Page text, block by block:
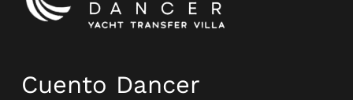
Cuento Dancer